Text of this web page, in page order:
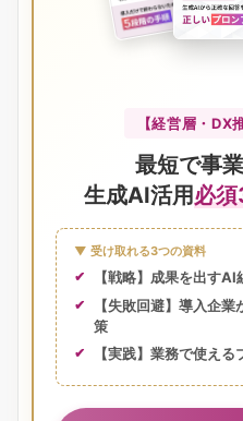
【経営層・DX
最短で事
生成AI活用必
▼ 受け取れる3つの資料
【戦略】成果を出す
【失敗回避】導入企
策
【実践】業務で使え